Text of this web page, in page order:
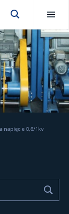
napięcie 0,6/1kv